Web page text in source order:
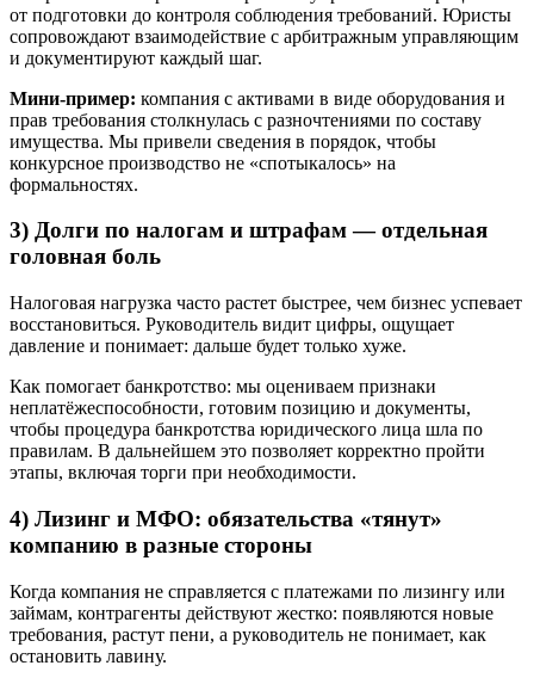
от подготовки до контроля соблюдения требований. Юристы
сопровождают взаимодействие с арбитражным управляющим
и документируют каждый шаг.
Мини-пример: компания с активами в виде оборудования и
прав требования столкнулась с разночтениями по составу
имущества. Мы привели сведения в порядок, чтобы
конкурсное производство не «спотыкалось» на
формальностях.
3) Долги по налогам и штрафам — отдельная
головная боль
Налоговая нагрузка часто растет быстрее, чем бизнес успевает
восстановиться. Руководитель видит цифры, ощущает
давление и понимает: дальше будет только хуже.
Как помогает банкротство: мы оцениваем признаки
неплатёжеспособности, готовим позицию и документы,
чтобы процедура банкротства юридического лица шла по
правилам. В дальнейшем это позволяет корректно пройти
этапы, включая торги при необходимости.
4) Лизинг и МФО: обязательства «тянут»
компанию в разные стороны
Когда компания не справляется с платежами по лизингу или
займам, контрагенты действуют жестко: появляются новые
требования, растут пени, а руководитель не понимает, как
остановить лавину.